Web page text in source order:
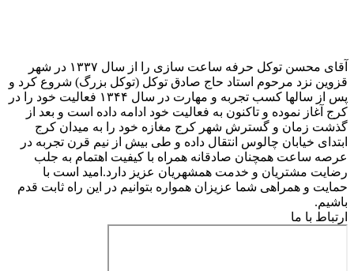
آقای محسن توکل حرفه ساعت سازی را از سال ۱۳۳۷ در شهر
قزوین نزد مرحوم استاد حاج صادق توکل (توکل بزرگ) شروع کرد و
پس از سالها کسب تجربه و مهارت در سال ۱۳۴۴ فعالیت خود را در
کرج آغاز نموده و تاکنون به فعالیت خود ادامه داده است و بعد از
گذشت زمان و گسترش شهر کرج مغازه خود را به میدان کرج
ابتدای خیابان چالوس انتقال داده و طی بیش از نیم قرن تجربه در
عرصه ساعت همچنان صادقانه همراه با کیفیت اهتمام به جلب
رضایت مشتریان و خدمت همشهریان عزیز دارد.امید است با
حمایت و همراهی شما عزیزان همواره بتوانیم در این راه ثابت قدم
باشیم.
ارتباط با ما